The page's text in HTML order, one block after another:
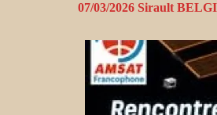
07/03/2026 Sirault